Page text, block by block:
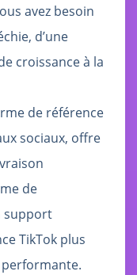
avez besoin
d’une
croissance à la
de référence
sociaux, offre
de
support
TikTok plus